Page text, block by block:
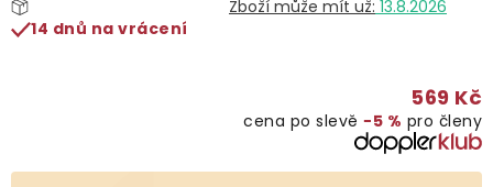
Gastro produkty
13.8.2026
14 dnů na vrácení
569 Kč
cena po slevě −5 % pro členy